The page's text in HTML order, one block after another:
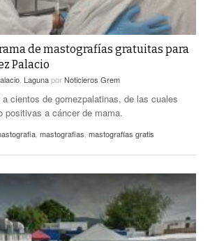
de mastografías gratuitas para
Palacio
, LagunaporNoticieros Grem
cientos de gomezpalatinas, de las cuales
positivas a cáncer de mama.
, mastografias, mastografías gratis